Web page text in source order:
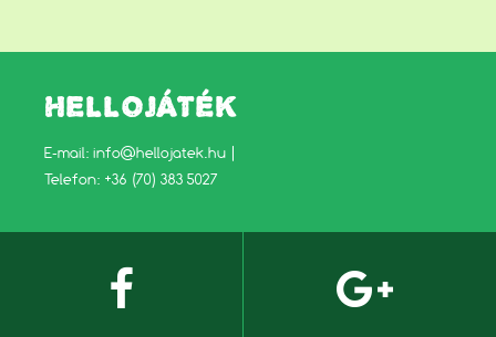
HELLOJÁTÉK
E-mail: info@hellojatek.hu
Telefon: +36 (70) 383 5027